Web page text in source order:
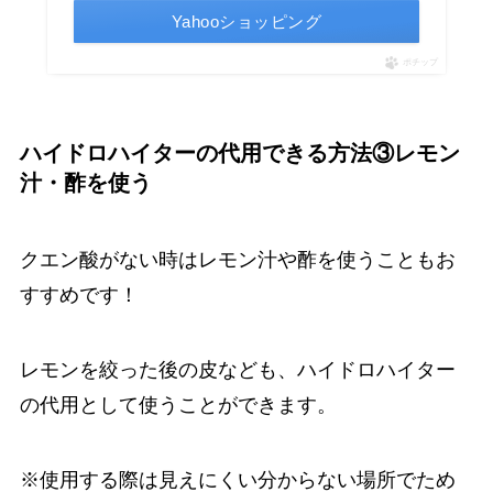
Yahooショッピング
ポチップ
ハイドロハイターの代用できる方法③レモン
汁・酢を使う
クエン酸がない時はレモン汁や酢を使うこともお
すすめです！
レモンを絞った後の皮なども、ハイドロハイター
の代用として使うことができます。
※使用する際は見えにくい分からない場所でため